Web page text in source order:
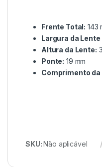
Frente Total: 143
Largura da Lente
Altura da Lente:
Ponte: 19 mm
Comprimento da
SKU:Não aplicável